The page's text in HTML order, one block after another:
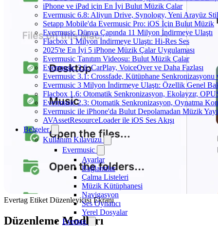
iPhone ve iPad için En İyi Bulut Müzik Çalar
Evermusic 6.8: Aliyun Drive, Synology, Yeni Arayüz
Setapp Mobile'da Evermusic Pro: iOS İçin Bulut Müzik
Evermusic Dünya Çapında 11 Milyon İndirmeye Ulaştı
Flacbox 1 Milyon İndirmeye Ulaştı: Hi-Res Ses
2025'te En İyi 5 iPhone Müzik Çalar Uygulaması
Evermusic Tanıtım Videosu: Bulut Müzik Çalar
Evermusic 3.6: CarPlay, VoiceOver ve Daha Fazlası
Evermusic 3.1: Crossfade, Kütüphane Senkronizasyonu
Evermusic 3 Milyon İndirmeye Ulaştı: Özellik Genel
Flacbox 1.6: Otomatik Senkronizasyon, Ekolayzır,
Evermusic 2.3: Otomatik Senkronizasyon, Oynatma
Evermusic ile iPhone'da Bulut Depolamadan Müzik
AVAssetResourceLoader ile iOS Ses Akışı
Belgeler
Kullanım Kılavuzu
Evermusic
Ayarlar
Bağlantılar
Çalma Listeleri
Müzik Kütüphanesi
Navigasyon
Ses Oynatıcı
Yerel Dosyalar
Evertag
Evertag Etiket Düzenleyicisi Ekranı
Düzenleme Modları